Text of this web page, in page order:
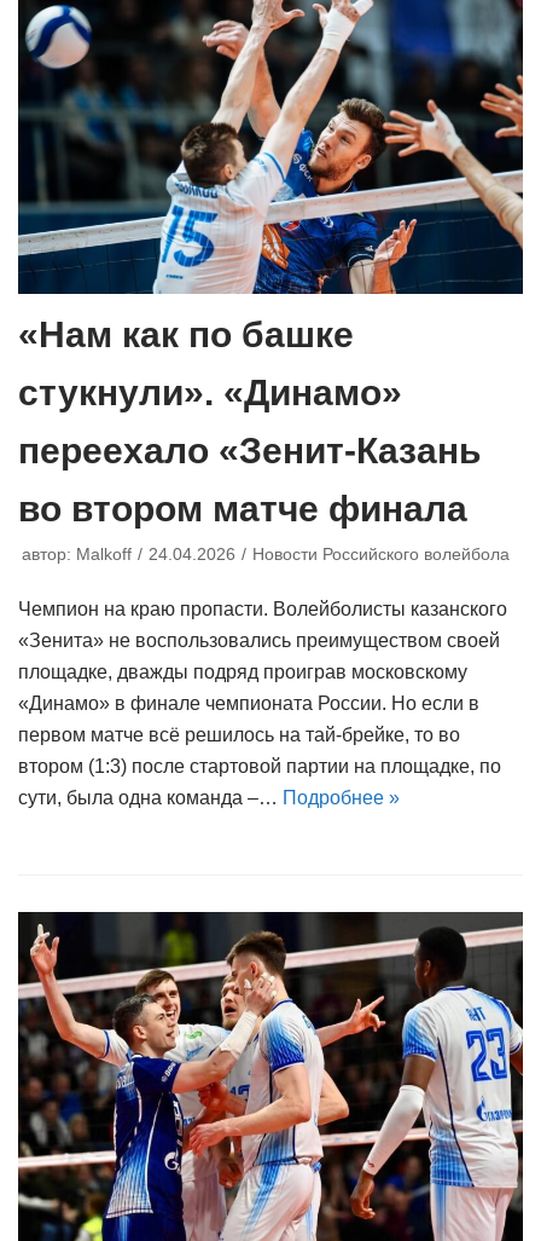
«Нам как по башке
стукнули». «Динамо»
переехало «Зенит-Казань
во втором матче финала
автор: Malkoff 24.04.2026 Новости Российского волейбола
Чемпион на краю пропасти. Волейболисты казанского
«Зенита» не воспользовались преимуществом своей
площадке, дважды подряд проиграв московскому
«Динамо» в финале чемпионата России. Но если в
первом матче всё решилось на тай-брейке, то во
втором (1:3) после стартовой партии на площадке, по
сути, была одна команда –… Подробнее »